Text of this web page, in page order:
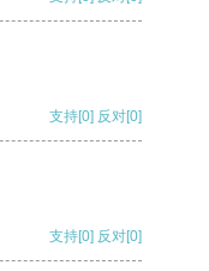
支持[0] 反对[0]
支持[0] 反对[0]